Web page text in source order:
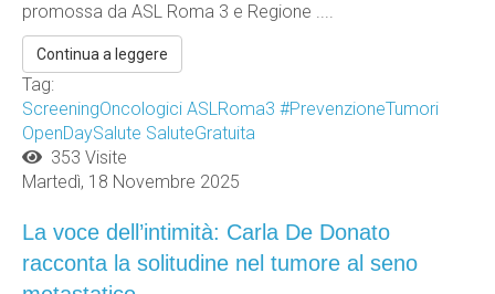
promossa da ASL Roma 3 e Regione ....
Continua a leggere
Tag:
ScreeningOncologici ASLRoma3 #PrevenzioneTumori
OpenDaySalute SaluteGratuita
353 Visite
Martedì, 18 Novembre 2025
La voce dell’intimità: Carla De Donato
racconta la solitudine nel tumore al seno